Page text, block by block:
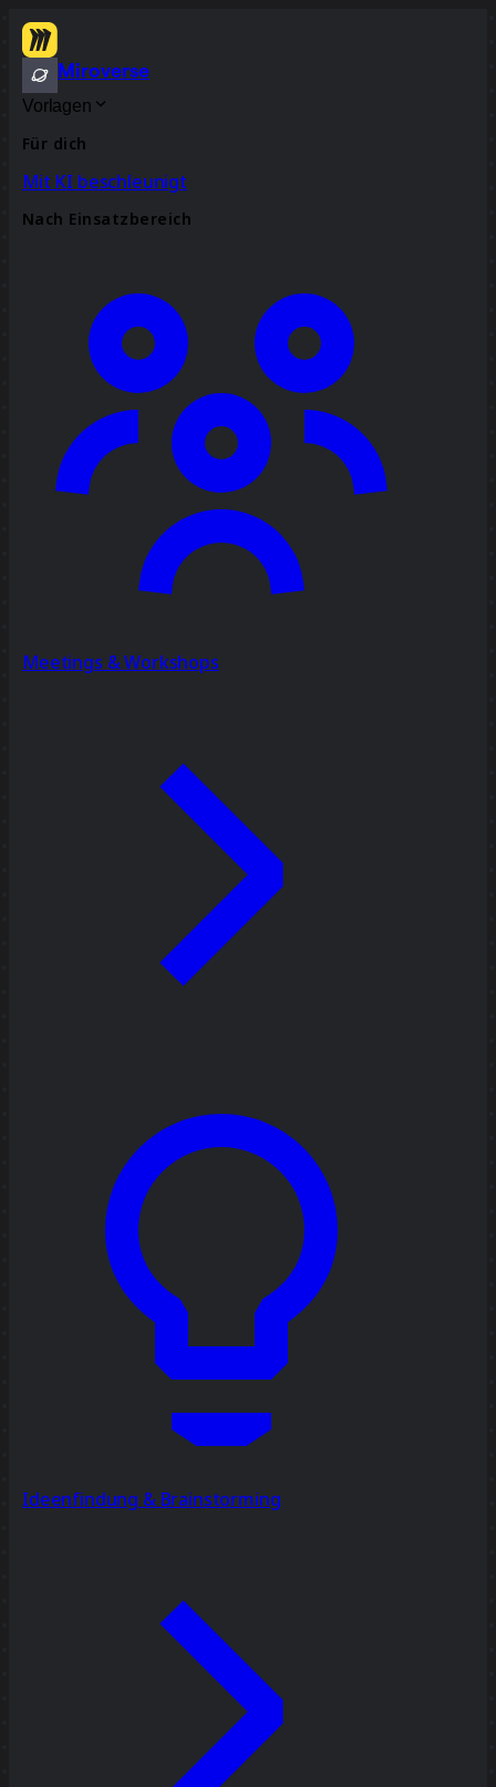
Miroverse
Vorlagen
Für dich
Mit KI beschleunigt
Nach Einsatzbereich
Meetings & Workshops
Ideenfindung & Brainstorming